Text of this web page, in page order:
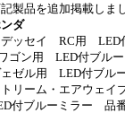
製品を追加掲載し
ダ
デッセイ RC用 LED
ゴン用 LED付ブルー
ゼル用 LED付ブル
リーム・エアウェ
付ブルーミラー 品番